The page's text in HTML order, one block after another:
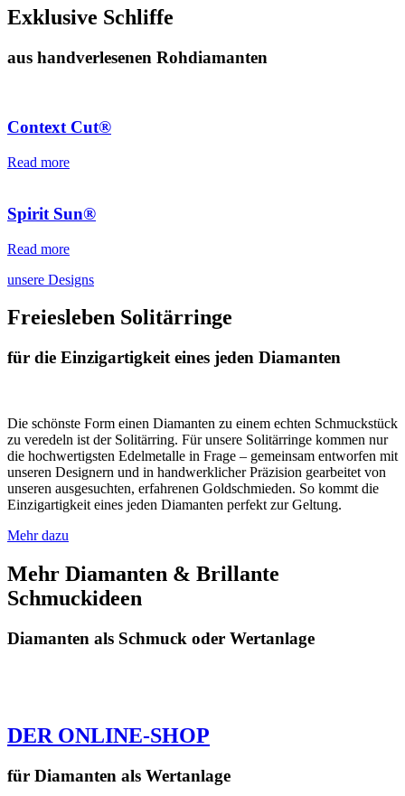
Exklusive Schliffe
aus handverlesenen Rohdiamanten
Context Cut®
Read more
Spirit Sun®
Read more
unsere Designs
Freiesleben Solitärringe
für die Einzigartigkeit eines jeden Diamanten
Die schönste Form einen Diamanten zu einem echten Schmuckstück
zu veredeln ist der Solitärring. Für unsere Solitärringe kommen nur
die hochwertigsten Edelmetalle in Frage – gemeinsam entworfen mit
unseren Designern und in handwerklicher Präzision gearbeitet von
unseren ausgesuchten, erfahrenen Goldschmieden. So kommt die
Einzigartigkeit eines jeden Diamanten perfekt zur Geltung.
Mehr dazu
Mehr Diamanten & Brillante
Schmuckideen
Diamanten als Schmuck oder Wertanlage
DER ONLINE-SHOP
für Diamanten als Wertanlage